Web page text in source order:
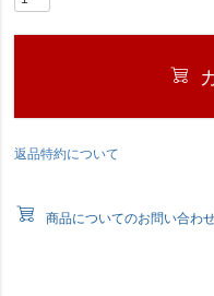
返品特約について
商品についてのお問い合わ